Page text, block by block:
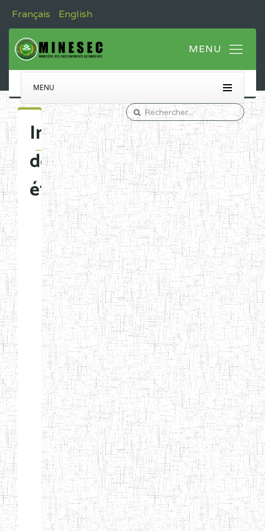
Français English
MENU
Immatriculation
des
établissements
Etablissements
d'enseignement
normal
ENI
Chercher:
Effacer les filtres
Denomination
Type